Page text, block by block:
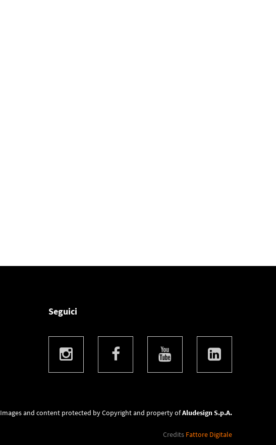
Seguici
Images and content protected by Copyright and property ofAludesign S.p.A.
Credits Fattore Digitale